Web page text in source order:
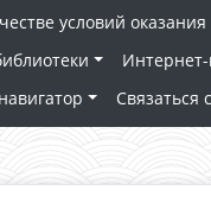
условий оказания
Связаться